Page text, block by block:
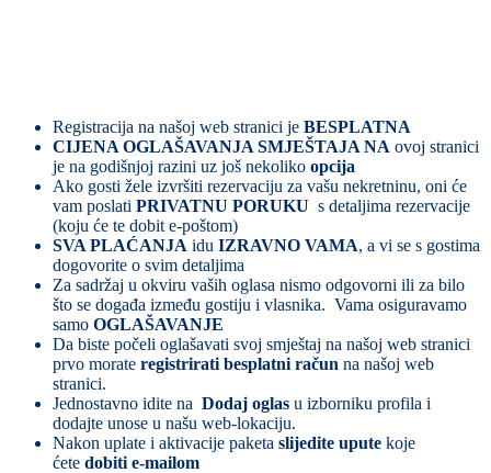
Registracija na našoj web stranici je BESPLATNA
CIJENA OGLAŠAVANJA SMJEŠTAJA NA ovoj stranici
je na godišnjoj razini uz još nekoliko opcija
Ako gosti žele izvršiti rezervaciju za vašu nekretninu, oni će
vam poslati PRIVATNU PORUKU s detaljima rezervacije
(koju će te dobit e-poštom)
SVA PLAĆANJA idu IZRAVNO VAMA, a vi se s gostima
dogovorite o svim detaljima
Za sadržaj u okviru vaših oglasa nismo odgovorni ili za bilo
što se događa između gostiju i vlasnika. Vama osiguravamo
samo OGLAŠAVANJE
Da biste počeli oglašavati svoj smještaj na našoj web stranici
prvo morate registrirati besplatni račun na našoj web
stranici.
Jednostavno idite na Dodaj oglas u izborniku profila i
dodajte unose u našu web-lokaciju.
Nakon uplate i aktivacije paketa slijedite upute koje
ćete dobiti e-mailom